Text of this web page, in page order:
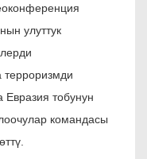
улуттук
терроризмди
тобунун
командасы